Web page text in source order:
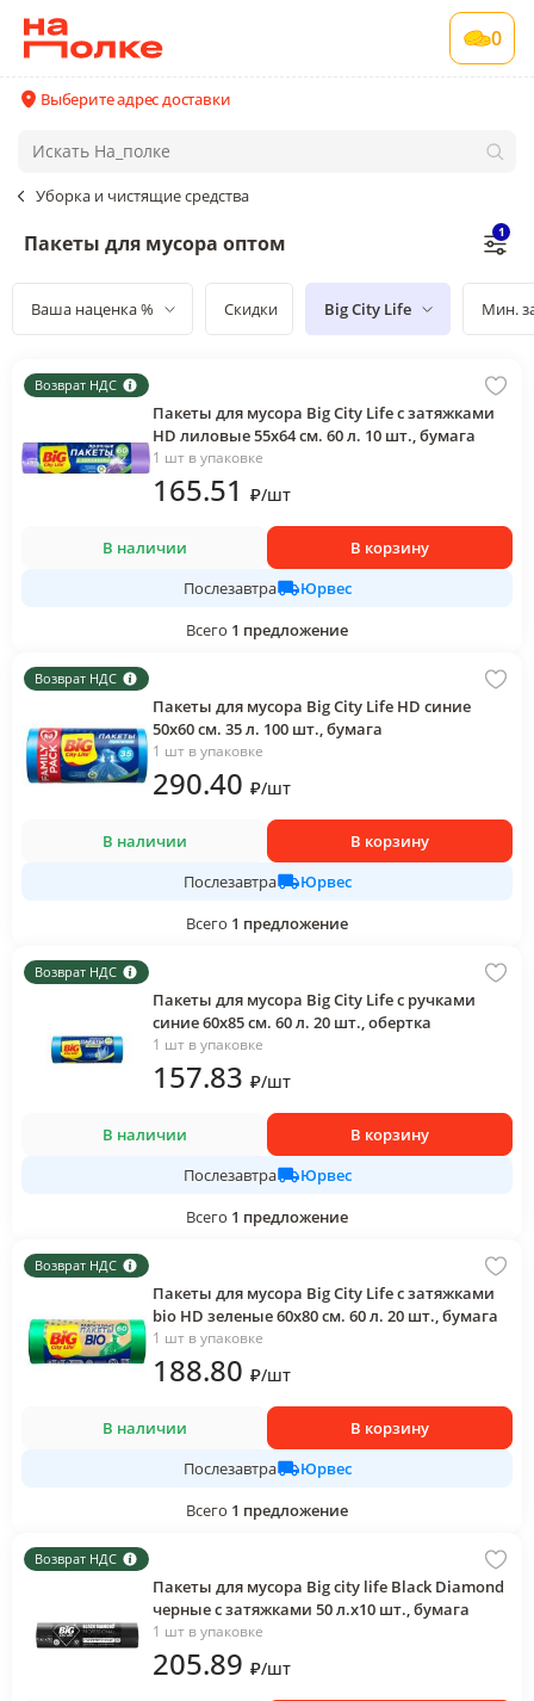
0
Выберите адрес доставки
Уборка и чистящие средства
Пакеты для мусора оптом 1
Ваша наценка % Скидки Big City Life Мин.
Возврат НДС
Пакеты для мусора Big City Life с затяжками
HD лиловые 55х64 см. 60 л. 10 шт., бумага
1 шт в упаковке
165.51 ₽/шт
В наличии
В корзину
Послезавтра
Юрвес
Всего 1 предложение
Возврат НДС
Пакеты для мусора Big City Life HD синие
50х60 см. 35 л. 100 шт., бумага
1 шт в упаковке
290.40 ₽/шт
В наличии
В корзину
Послезавтра
Юрвес
Всего 1 предложение
Возврат НДС
Пакеты для мусора Big City Life с ручками
синие 60х85 см. 60 л. 20 шт., обертка
1 шт в упаковке
157.83 ₽/шт
В наличии
В корзину
Послезавтра
Юрвес
Всего 1 предложение
Возврат НДС
Пакеты для мусора Big City Life с затяжками
bio HD зеленые 60х80 см. 60 л. 20 шт., бумага
1 шт в упаковке
188.80 ₽/шт
В наличии
В корзину
Послезавтра
Юрвес
Всего 1 предложение
Возврат НДС
Пакеты для мусора Big city life Black Diamond
черные с затяжками 50 л.х10 шт., бумага
1 шт в упаковке
205.89 ₽/шт